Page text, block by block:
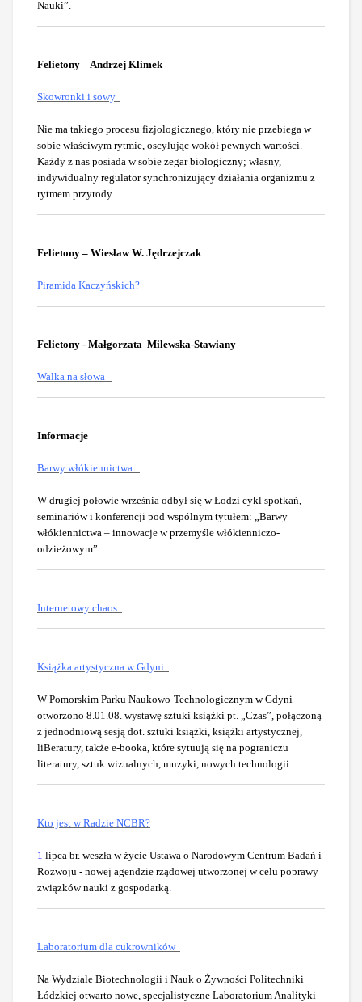
Nauki”.
Felietony – Andrzej Klimek
Skowronki i sowy
Nie ma takiego procesu fizjologicznego, który nie przebiega w
sobie właściwym rytmie, oscylując wokół pewnych wartości.
Każdy z nas posiada w sobie zegar biologiczny; własny,
indywidualny regulator synchronizujący działania organizmu z
rytmem przyrody.
Felietony – Wiesław W. Jędrzejczak
Piramida Kaczyńskich?
Felietony - Małgorzata Milewska-Stawiany
Walka na słowa
Informacje
Barwy włókiennictwa
W drugiej połowie września odbył się w Łodzi cykl spotkań,
seminariów i konferencji pod wspólnym tytułem: „Barwy
włókiennictwa – innowacje w przemyśle włókienniczo-
odzieżowym”.
Internetowy chaos
Książka artystyczna w Gdyni
W Pomorskim Parku Naukowo-Technologicznym w Gdyni
otworzono 8.01.08. wystawę sztuki książki pt. „Czas”, połączoną
z jednodniową sesją dot. sztuki książki, książki artystycznej,
liBeratury, także e-booka, które sytuują się na pograniczu
literatury, sztuk wizualnych, muzyki, nowych technologii.
Kto jest w Radzie NCBR?
1 lipca br. weszła w życie Ustawa o Narodowym Centrum Badań i
Rozwoju - nowej agendzie rządowej utworzonej w celu poprawy
związków nauki z gospodarką
Laboratorium dla cukrowników
Na Wydziale Biotechnologii i Nauk o Żywności Politechniki
Łódzkiej otwarto nowe, specjalistyczne Laboratorium Analityki